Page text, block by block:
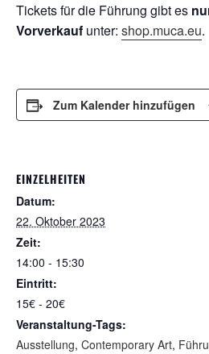
Tickets für die Führung gibt es
Vorverkauf unter: shop.muca.eu.
Zum Kalender hinzufügen
EINZELHEITEN
Datum:
22. Oktober 2023
Zeit:
14:00 - 15:30
Eintritt:
15€ - 20€
Veranstaltung-Tags:
Ausstellung, Contemporary Art,